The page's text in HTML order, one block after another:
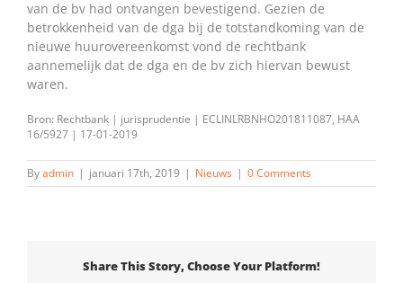
van de bv had ontvangen bevestigend. Gezien de
betrokkenheid van de dga bij de totstandkoming van de
nieuwe huurovereenkomst vond de rechtbank
aannemelijk dat de dga en de bv zich hiervan bewust
waren.
Bron: Rechtbank | jurisprudentie | ECLINLRBNHO201811087, HAA
16/5927 | 17-01-2019
Byadmin | januari 17th, 2019 | Nieuws | 0 Comments
Share This Story, Choose Your Platform!